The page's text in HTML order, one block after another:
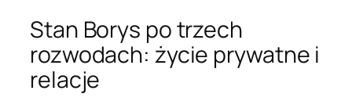
Stan Borys po trzech
rozwodach: życie prywatne i
relacje